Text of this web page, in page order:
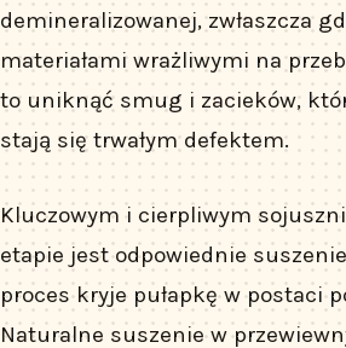
demineralizowanej, zwłaszcza
materiałami wrażliwymi na
to uniknąć smug i zacieków,
stają się trwałym defektem.
Kluczowym i cierpliwym
etapie jest odpowiednie
proces kryje pułapkę w postaci
Naturalne suszenie w